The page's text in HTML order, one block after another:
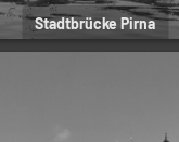
Stadtbrücke Pirna